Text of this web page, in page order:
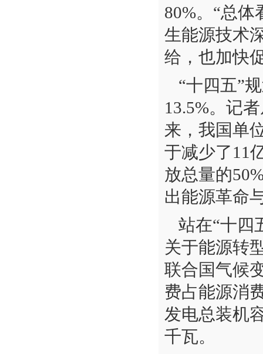
80%。“总
生能源技术
给，也加快
“十四五”
13.5%。记
来，我国单
于减少了11
放总量的
出能源革命
站在“十四
关于能源转
联合国气候
费占能源消
发电总装机
千瓦。